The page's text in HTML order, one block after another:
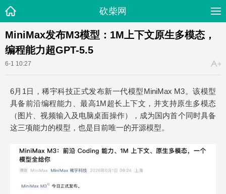
砍柴网
MiniMax发布M3模型：1M上下文原生多模态，
编程能力超GPT-5.5
6-1 10:27
6月1日，稀宇科技正式发布新一代模型MiniMax M3。该模型
具备前沿编程能力、最高1M超长上下文，并支持原生多模态
（图片、视频输入及电脑桌面操作），成为国内首个同时具备
这三项能力的模型，也是目前唯一的开源模型。